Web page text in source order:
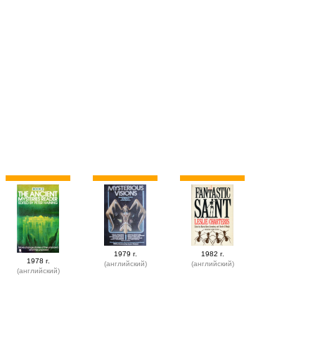
1978 г.
(английский)
1979 г.
(английский)
1982 г.
(английский)